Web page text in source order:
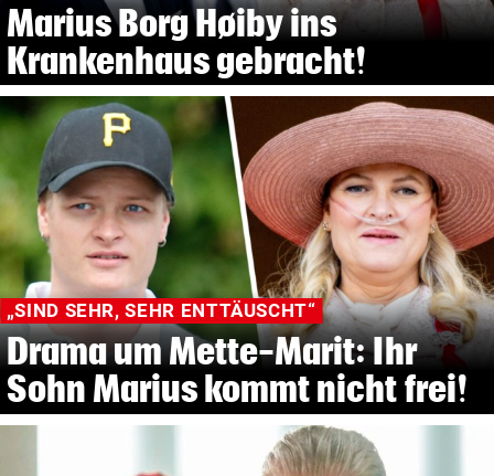
Marius Borg Høiby ins
Krankenhaus gebracht!
„SIND SEHR, SEHR ENTTÄUSCHT“
Drama um Mette-Marit: Ihr
Sohn Marius kommt nicht frei!